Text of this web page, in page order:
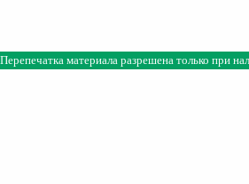
Перепечатка материала разрешена только при